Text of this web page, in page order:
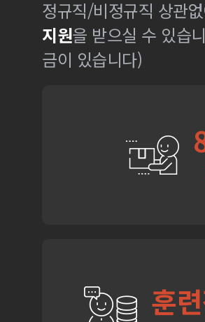
정규직/비정규직 상관
지원을 받으실 수 있습
금이 있습니다)
훈